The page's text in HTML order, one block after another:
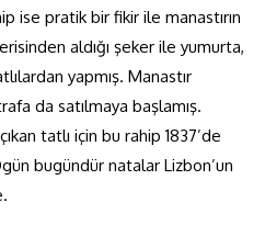
ise pratik bir fikir ile manastırın
aldığı şeker ile yumurta,
yapmış. Manastır
da satılmaya başlamış.
tatlı için bu rahip 1837’de
bugündür natalar Lizbon’un